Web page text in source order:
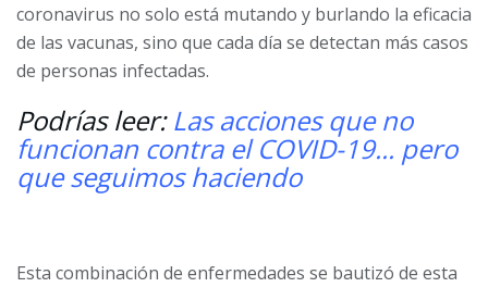
coronavirus no solo está mutando y burlando la eficacia
de las vacunas, sino que cada día se detectan más casos
de personas infectadas.
Podrías leer:Las acciones que no
funcionan contra el COVID-19... pero
que seguimos haciendo
Esta combinación de enfermedades se bautizó de esta